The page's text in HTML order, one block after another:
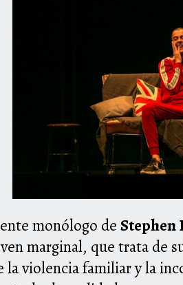
monólogo deStephen
marginal, que trata de
la violencia familiar y la